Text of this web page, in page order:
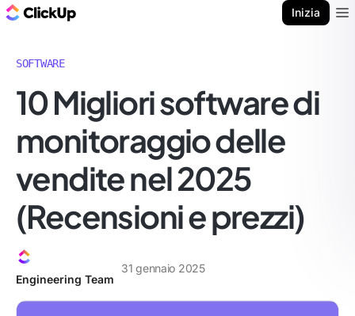
Inizia
SOFTWARE
10 Migliori software di
monitoraggio delle
vendite nel 2025
(Recensioni e prezzi)
Engineering Team
31 gennaio 2025